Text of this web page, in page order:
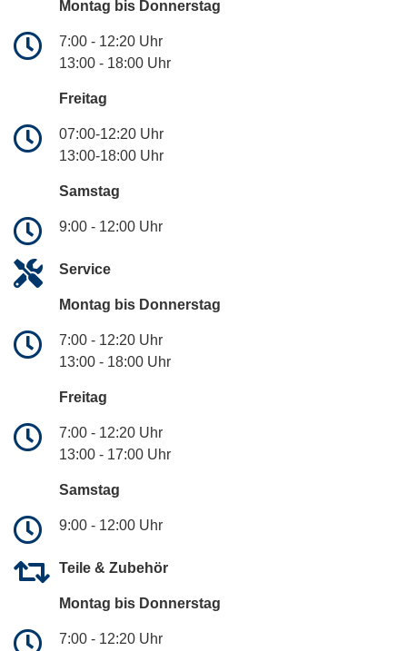
Montag bis Donnerstag
7:00 - 12:20 Uhr
13:00 - 18:00 Uhr
Freitag
07:00-12:20 Uhr
13:00-18:00 Uhr
Samstag
9:00 - 12:00 Uhr
Service
Montag bis Donnerstag
7:00 - 12:20 Uhr
13:00 - 18:00 Uhr
Freitag
7:00 - 12:20 Uhr
13:00 - 17:00 Uhr
Samstag
9:00 - 12:00 Uhr
Teile & Zubehör
Montag bis Donnerstag
7:00 - 12:20 Uhr